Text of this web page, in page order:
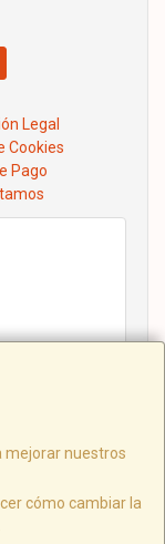
mejorar nuestros
cómo cambiar la
Legal
Cookies
Pago
a 14.00
- Tfno: 948870980